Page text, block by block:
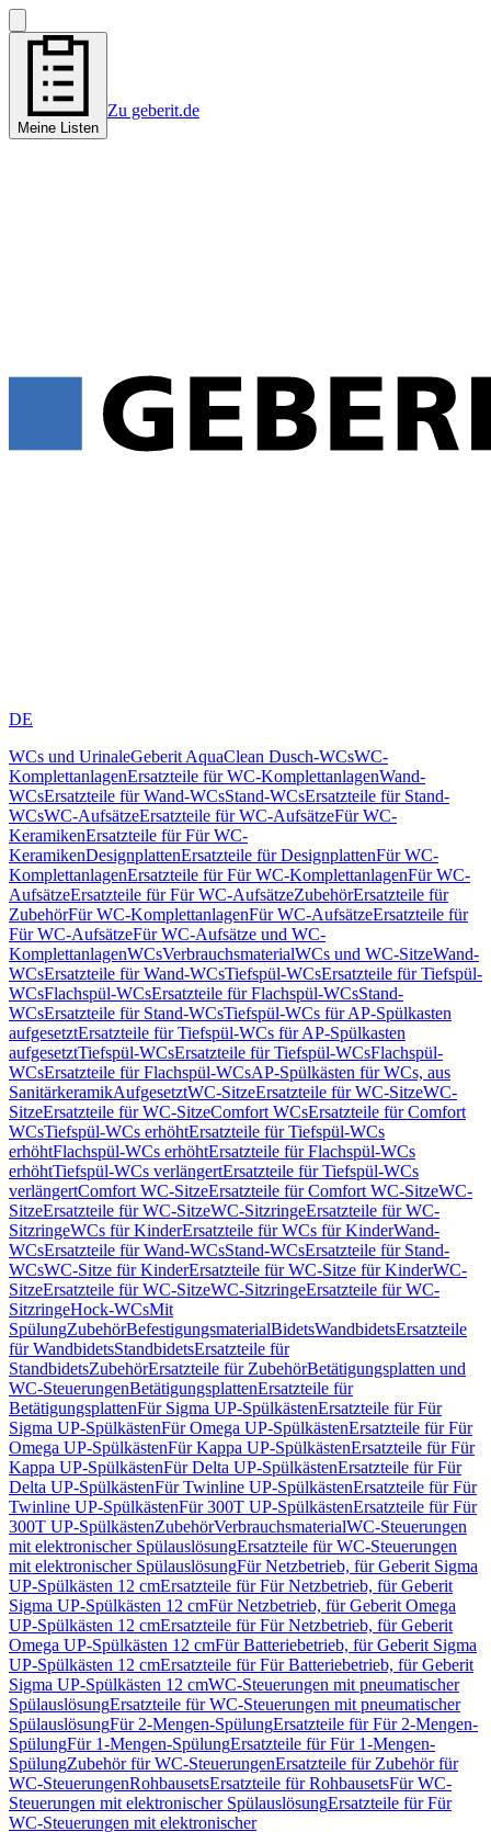
Meine Listen
Zu geberit.de
DE
WCs und UrinaleGeberit AquaClean Dusch-WCsWC-
KomplettanlagenErsatzteile für WC-KomplettanlagenWand-
WCsErsatzteile für Wand-WCsStand-WCsErsatzteile für Stand-
WCsWC-AufsätzeErsatzteile für WC-AufsätzeFür WC-
KeramikenErsatzteile für Für WC-
KeramikenDesignplattenErsatzteile für DesignplattenFür WC-
KomplettanlagenErsatzteile für Für WC-KomplettanlagenFür WC-
AufsätzeErsatzteile für Für WC-AufsätzeZubehörErsatzteile für
ZubehörFür WC-KomplettanlagenFür WC-AufsätzeErsatzteile für
Für WC-AufsätzeFür WC-Aufsätze und WC-
KomplettanlagenWCsVerbrauchsmaterialWCs und WC-SitzeWand-
WCsErsatzteile für Wand-WCsTiefspül-WCsErsatzteile für Tiefspül-
WCsFlachspül-WCsErsatzteile für Flachspül-WCsStand-
WCsErsatzteile für Stand-WCsTiefspül-WCs für AP-Spülkasten
aufgesetztErsatzteile für Tiefspül-WCs für AP-Spülkasten
aufgesetztTiefspül-WCsErsatzteile für Tiefspül-WCsFlachspül-
WCsErsatzteile für Flachspül-WCsAP-Spülkästen für WCs, aus
SanitärkeramikAufgesetztWC-SitzeErsatzteile für WC-SitzeWC-
SitzeErsatzteile für WC-SitzeComfort WCsErsatzteile für Comfort
WCsTiefspül-WCs erhöhtErsatzteile für Tiefspül-WCs
erhöhtFlachspül-WCs erhöhtErsatzteile für Flachspül-WCs
erhöhtTiefspül-WCs verlängertErsatzteile für Tiefspül-WCs
verlängertComfort WC-SitzeErsatzteile für Comfort WC-SitzeWC-
SitzeErsatzteile für WC-SitzeWC-SitzringeErsatzteile für WC-
SitzringeWCs für KinderErsatzteile für WCs für KinderWand-
WCsErsatzteile für Wand-WCsStand-WCsErsatzteile für Stand-
WCsWC-Sitze für KinderErsatzteile für WC-Sitze für KinderWC-
SitzeErsatzteile für WC-SitzeWC-SitzringeErsatzteile für WC-
SitzringeHock-WCsMit
SpülungZubehörBefestigungsmaterialBidetsWandbidetsErsatzteile
für WandbidetsStandbidetsErsatzteile für
StandbidetsZubehörErsatzteile für ZubehörBetätigungsplatten und
WC-SteuerungenBetätigungsplattenErsatzteile für
BetätigungsplattenFür Sigma UP-SpülkästenErsatzteile für Für
Sigma UP-SpülkästenFür Omega UP-SpülkästenErsatzteile für Für
Omega UP-SpülkästenFür Kappa UP-SpülkästenErsatzteile für Für
Kappa UP-SpülkästenFür Delta UP-SpülkästenErsatzteile für Für
Delta UP-SpülkästenFür Twinline UP-SpülkästenErsatzteile für Für
Twinline UP-SpülkästenFür 300T UP-SpülkästenErsatzteile für Für
300T UP-SpülkästenZubehörVerbrauchsmaterialWC-Steuerungen
mit elektronischer SpülauslösungErsatzteile für WC-Steuerungen
mit elektronischer SpülauslösungFür Netzbetrieb, für Geberit Sigma
UP-Spülkästen 12 cmErsatzteile für Für Netzbetrieb, für Geberit
Sigma UP-Spülkästen 12 cmFür Netzbetrieb, für Geberit Omega
UP-Spülkästen 12 cmErsatzteile für Für Netzbetrieb, für Geberit
Omega UP-Spülkästen 12 cmFür Batteriebetrieb, für Geberit Sigma
UP-Spülkästen 12 cmErsatzteile für Für Batteriebetrieb, für Geberit
Sigma UP-Spülkästen 12 cmWC-Steuerungen mit pneumatischer
SpülauslösungErsatzteile für WC-Steuerungen mit pneumatischer
SpülauslösungFür 2-Mengen-SpülungErsatzteile für Für 2-Mengen-
SpülungFür 1-Mengen-SpülungErsatzteile für Für 1-Mengen-
SpülungZubehör für WC-SteuerungenErsatzteile für Zubehör für
WC-SteuerungenRohbausetsErsatzteile für RohbausetsFür WC-
Steuerungen mit elektronischer SpülauslösungErsatzteile für Für
WC-Steuerungen mit elektronischer